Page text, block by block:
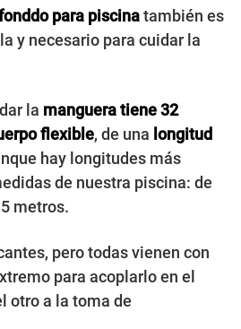
para piscinatambién es
y necesario para cuidar la
la manguera tiene 32
flexible, de una longitud
hay longitudes más
de nuestra piscina: de
metros.
pero todas vienen con
para acoplarlo en el
otro a la toma de